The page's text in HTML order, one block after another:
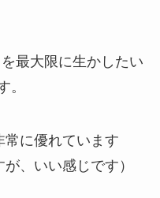
最大限に生かしたい
。
常に優れています
、いい感じです）